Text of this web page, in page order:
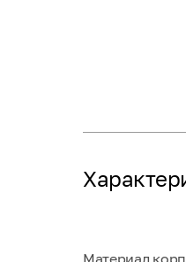
Материал